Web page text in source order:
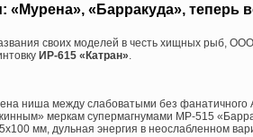
«Мурена», «Барракуда», теперь
своих моделей в честь хищных рыб,
ИР-615 «Катран».
ниша между слабоватыми без
меркам супермагнумами МР-515
мм, дульная энергия в неослабленном